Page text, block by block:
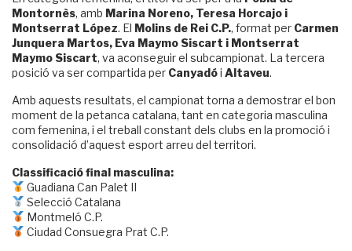
Montornès, amb Marina Noreno, Teresa Horcajo i
Montserrat López. El Molins de Rei C.P., format per Carmen
Junquera Martos, Eva Maymo Siscart i Montserrat
Maymo Siscart, va aconseguir el subcampionat. La tercera
posició va ser compartida per Canyadói Altaveu.
Amb aquests resultats, el campionat torna a demostrar el bon
moment de la petanca catalana, tant en categoria masculina
com femenina, i el treball constant dels clubs en la promoció i
consolidació d’aquest esport arreu del territori.
Classificació final masculina:
Guadiana Can Palet II
Selecció Catalana
Montmeló C.P.
Ciudad Consuegra Prat C.P.